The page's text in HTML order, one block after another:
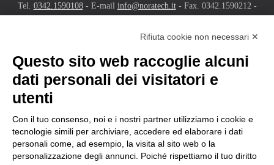
Tel. 0342.1590108- E-mail info@noratech.it- Fax. 0342.1590212 -
Copyright© 2026 Noratech s.r.l. - All rights reserved. Powered by
Noratech
NORATECH IN FIERA
Contributi per la partecipazione delle MPMI alle fiere internazionali in
Rifiuta cookie non necessari ✕
Questo sito web raccoglie alcuni
dati personali dei visitatori e
utenti
Con il tuo consenso, noi e i nostri partner utilizziamo i cookie e
tecnologie simili per archiviare, accedere ed elaborare i dati
personali come, ad esempio, la visita al sito web o la
personalizzazione degli annunci. Poiché rispettiamo il tuo diritto